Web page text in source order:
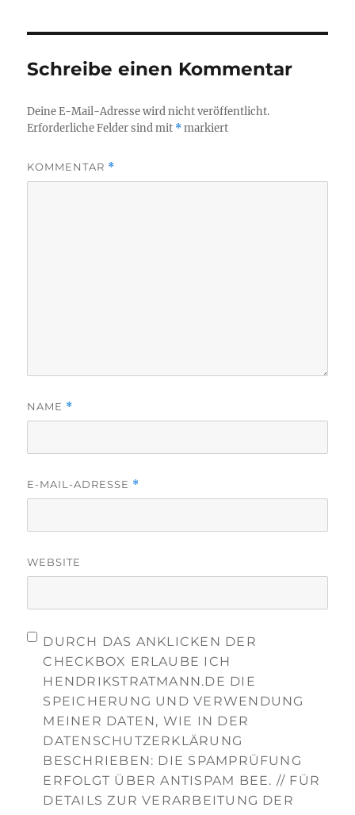
Schreibe einen Kommentar
Deine E-Mail-Adresse wird nicht veröffentlicht.
Erforderliche Felder sind mit *markiert
KOMMENTAR *
NAME *
E-MAIL-ADRESSE *
WEBSITE
DURCH DAS ANKLICKEN DER
CHECKBOX ERLAUBE ICH
HENDRIKSTRATMANN.DE DIE
SPEICHERUNG UND VERWENDUNG
MEINER DATEN, WIE IN DER
DATENSCHUTZERKLÄRUNG
BESCHRIEBEN: DIE SPAMPRÜFUNG
ERFOLGT ÜBER ANTISPAM BEE. // FÜR
DETAILS ZUR VERARBEITUNG DER